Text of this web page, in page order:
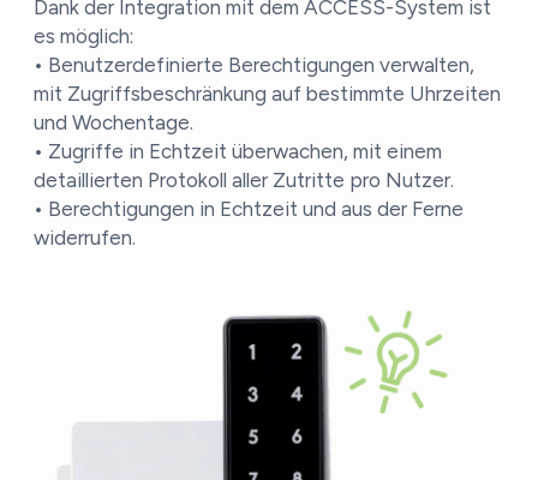
Dank der Integration mit dem ACCESS-System ist
es möglich:
• Benutzerdefinierte Berechtigungen verwalten,
mit Zugriffsbeschränkung auf bestimmte Uhrzeiten
und Wochentage.
• Zugriffe in Echtzeit überwachen, mit einem
detaillierten Protokoll aller Zutritte pro Nutzer.
• Berechtigungen in Echtzeit und aus der Ferne
widerrufen.